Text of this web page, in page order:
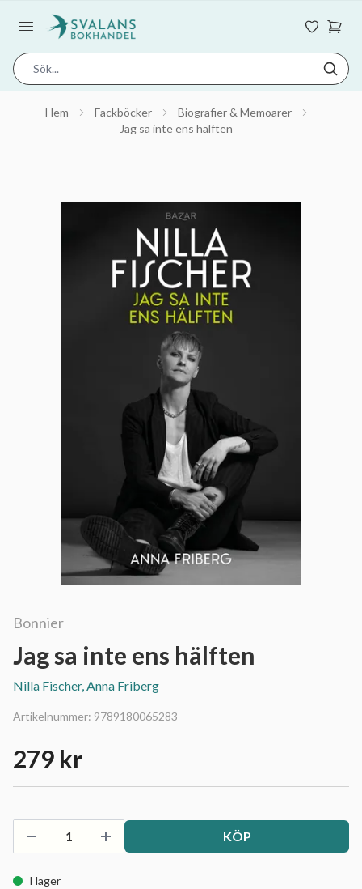
Hem Fackböcker
Biografier & Memoarer
Jag sa inte ens hälften
Bonnier
Jag sa inte ens hälften
Nilla Fischer, Anna Friberg
Artikelnummer: 9789180065283
279 kr
KÖP
I lager